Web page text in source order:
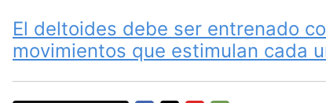
El deltoides debe ser entrenado
movimientos que estimulan cada